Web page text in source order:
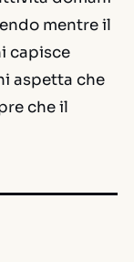
mentre il
capisce
aspetta che
che il